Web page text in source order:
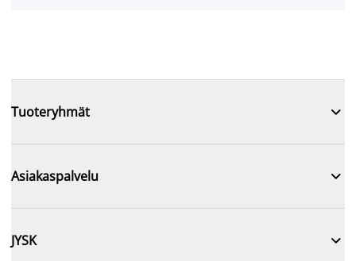
Tuoteryhmät 
Asiakaspalvelu 
JYSK 